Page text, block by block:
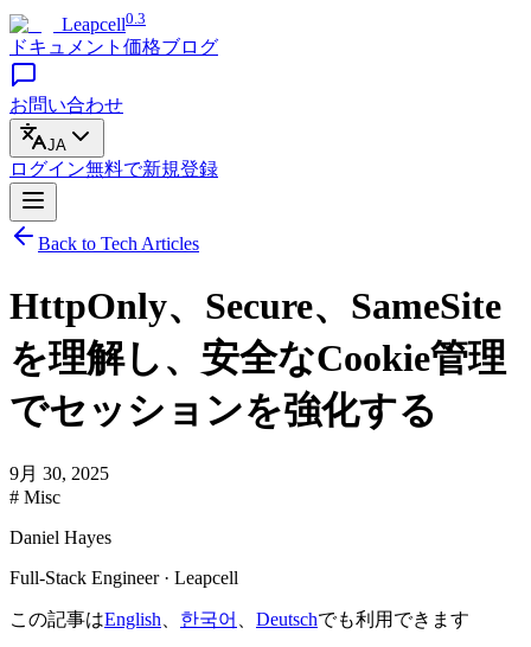
Leapcell0.3
ドキュメント 価格ブログ
お問い合わせ
JA
ログイン無料で新規登録
Back to Tech Articles
HttpOnly、Secure、SameSite
を理解し、安全なCookie管理
でセッションを強化する
9月 30, 2025
# Misc
Daniel Hayes
Full-Stack Engineer · Leapcell
この記事はEnglish 한국어 Deutschでも利用できます